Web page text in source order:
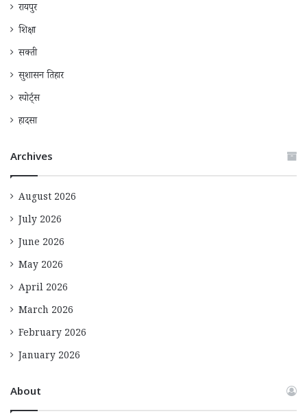
रायपुर
शिक्षा
सक्ती
सुशासन तिहार
स्पोर्ट्स
हादसा
Archives
August 2026
July 2026
June 2026
May 2026
April 2026
March 2026
February 2026
January 2026
About